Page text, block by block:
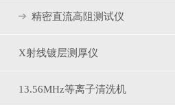
精密直流高阻测试仪
X射线镀层测厚仪
13.56MHz等离子清洗机